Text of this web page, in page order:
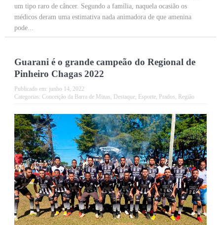
um tipo raro de câncer. Segundo a família, naquela ocasião os
médicos deram uma estimativa nada animadora de que amenina
pode...
Guarani é o grande campeão do Regional de
Pinheiro Chagas 2022
Publicado em: junho 14, 2022
Categorias: Conceição da Barra de Minas, Destaque, Esporte, Prados, Região